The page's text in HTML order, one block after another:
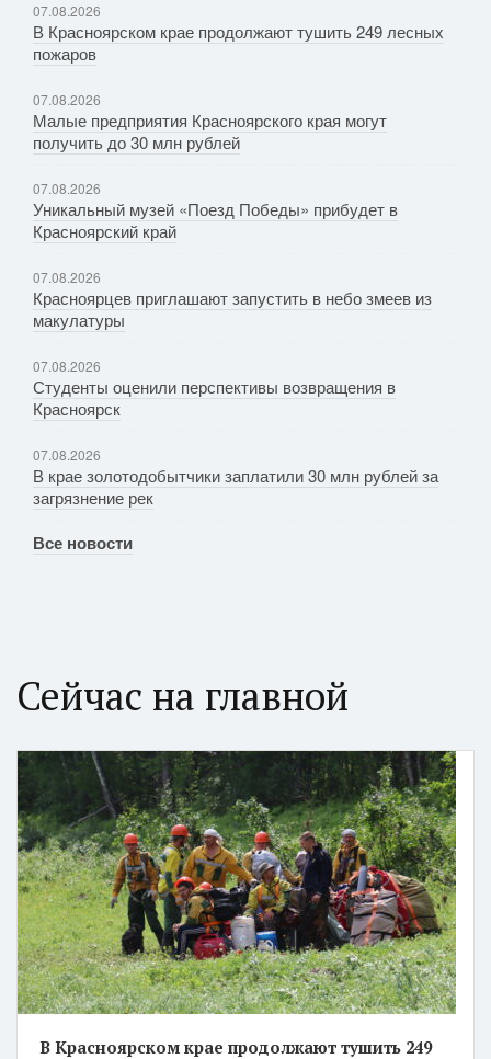
07.08.2026
В Красноярском крае продолжают тушить 249 лесных
пожаров
07.08.2026
Малые предприятия Красноярского края могут
получить до 30 млн рублей
07.08.2026
Уникальный музей «Поезд Победы» прибудет в
Красноярский край
07.08.2026
Красноярцев приглашают запустить в небо змеев из
макулатуры
07.08.2026
Студенты оценили перспективы возвращения в
Красноярск
07.08.2026
В крае золотодобытчики заплатили 30 млн рублей за
загрязнение рек
Все новости
Сейчас на главной
В Красноярском крае продолжают тушить 249